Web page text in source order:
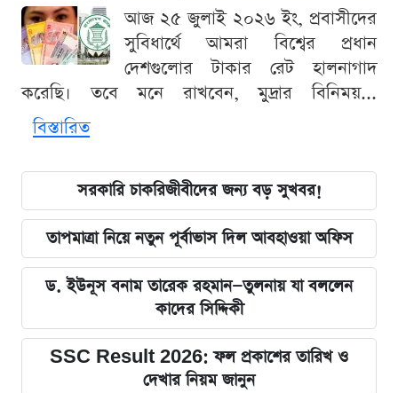
আজ ২৫ জুলাই ২০২৬ ইং, প্রবাসীদের
সুবিধার্থে আমরা বিশ্বের প্রধান
দেশগুলোর টাকার রেট হালনাগাদ
করেছি। তবে মনে রাখবেন, মুদ্রার বিনিময়...
বিস্তারিত
সরকারি চাকরিজীবীদের জন্য বড় সুখবর!
তাপমাত্রা নিয়ে নতুন পূর্বাভাস দিল আবহাওয়া অফিস
ড. ইউনূস বনাম তারেক রহমান—তুলনায় যা বললেন
কাদের সিদ্দিকী
SSC Result 2026: ফল প্রকাশের তারিখ ও
দেখার নিয়ম জানুন